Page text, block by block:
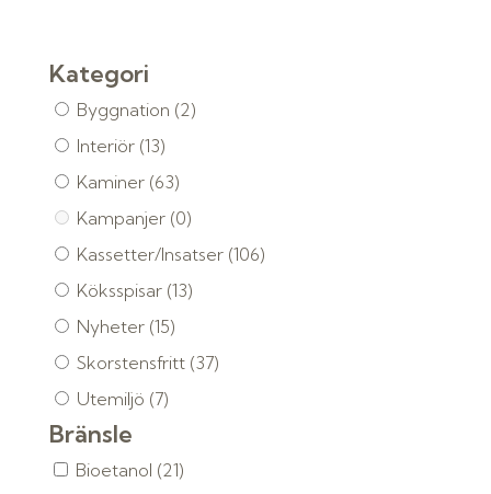
Kategori
Byggnation (2)
Interiör (13)
Kaminer (63)
Kampanjer (0)
Kassetter/Insatser (106)
Köksspisar (13)
Nyheter (15)
Skorstensfritt (37)
Utemiljö (7)
Bränsle
Bioetanol (21)